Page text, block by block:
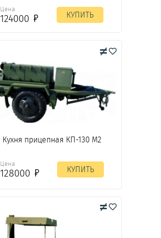
Цена
124000 КУПИТЬ
Кухня прицепная КП-130 М2
Цена
128000 КУПИТЬ